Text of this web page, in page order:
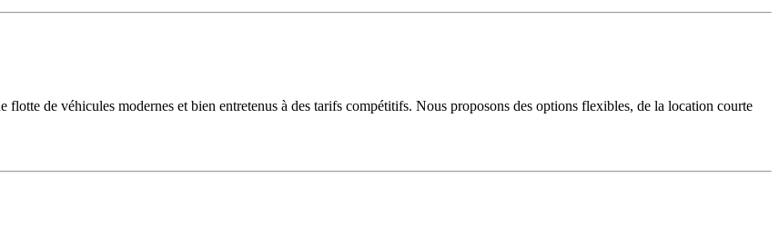
de véhicules modernes et bien entretenus à des tarifs compétitifs. Nous proposons des options flexibles, de la location courte